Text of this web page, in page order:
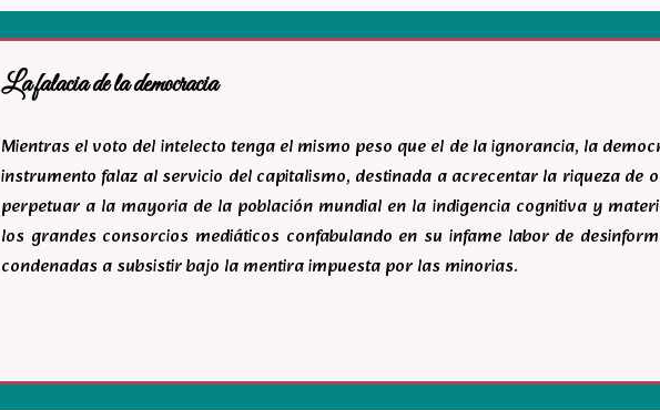
La falacia de la democracia
Mientras el voto del intelecto tenga el mismo peso que el de la ignorancia, la
instrumento falaz al servicio del capitalismo, destinada a acrecentar la riqueza de
perpetuar a la mayoria de la población mundial en la indigencia cognitiva y
los grandes consorcios mediáticos confabulando en su infame labor de
condenadas a subsistir bajo la mentira impuesta por las minorias.